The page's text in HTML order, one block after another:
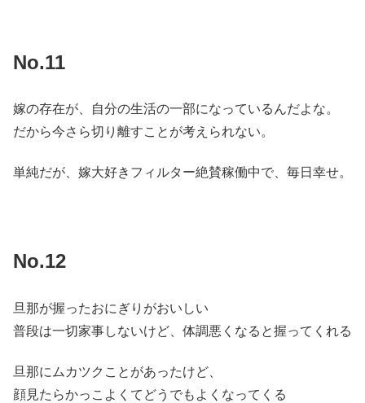
No.11
嫁の存在が、自分の生活の一部になっているんだよな。
だから今さら切り離すことが考えられない。
単純だが、嫁大好きフィルター絶賛稼働中で、毎日幸せ。
No.12
旦那が握ったおにぎりがおいしい
普段は一切家事しないけど、体調悪くなると握ってくれる
旦那にムカツクことがあったけど、
顔見たらかっこよくてどうでもよくなってくる